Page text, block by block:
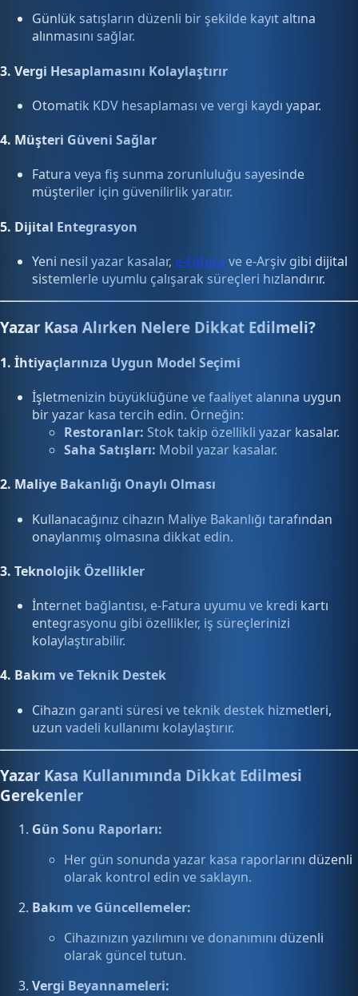
Günlük satışların düzenli bir şekilde kayıt altına
alınmasını sağlar.
3. Vergi Hesaplamasını Kolaylaştırır
Otomatik KDV hesaplaması ve vergi kaydı yapar.
4. Müşteri Güveni Sağlar
Fatura veya fiş sunma zorunluluğu sayesinde
müşteriler için güvenilirlik yaratır.
5. Dijital Entegrasyon
Yeni nesil yazar kasalar, e-Fatura ve e-Arşiv gibi dijital
sistemlerle uyumlu çalışarak süreçleri hızlandırır.
Yazar Kasa Alırken Nelere Dikkat Edilmeli?
1. İhtiyaçlarınıza Uygun Model Seçimi
İşletmenizin büyüklüğüne ve faaliyet alanına uygun
bir yazar kasa tercih edin. Örneğin:
Restoranlar: Stok takip özellikli yazar kasalar.
Saha Satışları: Mobil yazar kasalar.
2. Maliye Bakanlığı Onaylı Olması
Kullanacağınız cihazın Maliye Bakanlığı tarafından
onaylanmış olmasına dikkat edin.
3. Teknolojik Özellikler
İnternet bağlantısı, e-Fatura uyumu ve kredi kartı
entegrasyonu gibi özellikler, iş süreçlerinizi
kolaylaştırabilir.
4. Bakım ve Teknik Destek
Cihazın garanti süresi ve teknik destek hizmetleri,
uzun vadeli kullanımı kolaylaştırır.
Yazar Kasa Kullanımında Dikkat Edilmesi
Gerekenler
Gün Sonu Raporları:
Her gün sonunda yazar kasa raporlarını düzenli
olarak kontrol edin ve saklayın.
Bakım ve Güncellemeler:
Cihazınızın yazılımını ve donanımını düzenli
olarak güncel tutun.
Vergi Beyannameleri: